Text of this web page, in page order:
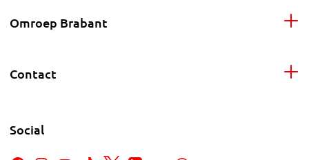
Omroep Brabant
Contact
Social